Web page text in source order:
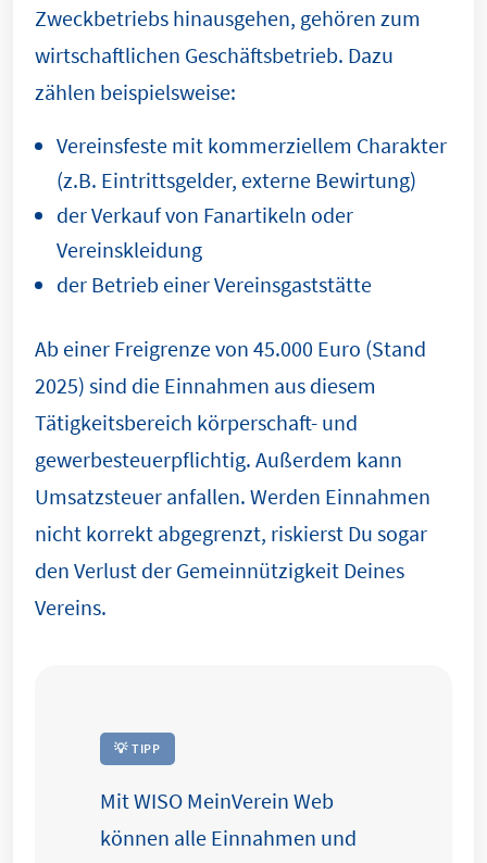
Zweckbetriebs hinausgehen, gehören zum
wirtschaftlichen Geschäftsbetrieb. Dazu
zählen beispielsweise:
Vereinsfeste mit kommerziellem Charakter
(z.B. Eintrittsgelder, externe Bewirtung)
der Verkauf von Fanartikeln oder
Vereinskleidung
der Betrieb einer Vereinsgaststätte
Ab einer Freigrenze von 45.000 Euro (Stand
2025) sind die Einnahmen aus diesem
Tätigkeitsbereich körperschaft- und
gewerbesteuerpflichtig. Außerdem kann
Umsatzsteuer anfallen. Werden Einnahmen
nicht korrekt abgegrenzt, riskierst Du sogar
den Verlust der Gemeinnützigkeit Deines
Vereins.
💡 TIPP
Mit WISO MeinVerein Web
können alle Einnahmen und